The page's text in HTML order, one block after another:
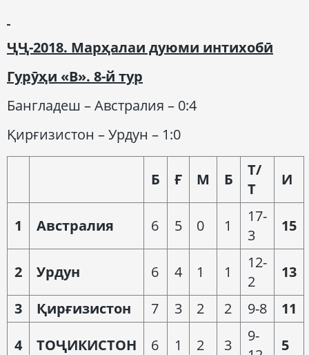
ҶҶ-2018. Марҳалаи дуюми интихобӣ
Гурӯҳи «В». 8-й тур
Бангладеш – Австралия – 0:4
Қирғизистон – Урдун – 1:0
Б Ғ М Б
Т/
Т
И
1 Австралия 6 5 0 1
17-
3
15
2 Урдун 6 4 1 1
12-
2
13
3
Қирғизистон 7 3 2 2 9-8
11
4
ТОҶИКИСТОН 6 1 2 3
9-
5